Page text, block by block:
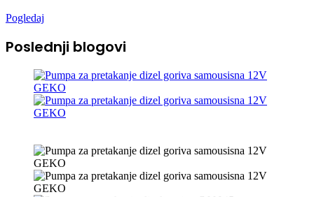
Pogledaj
Poslednji blogovi